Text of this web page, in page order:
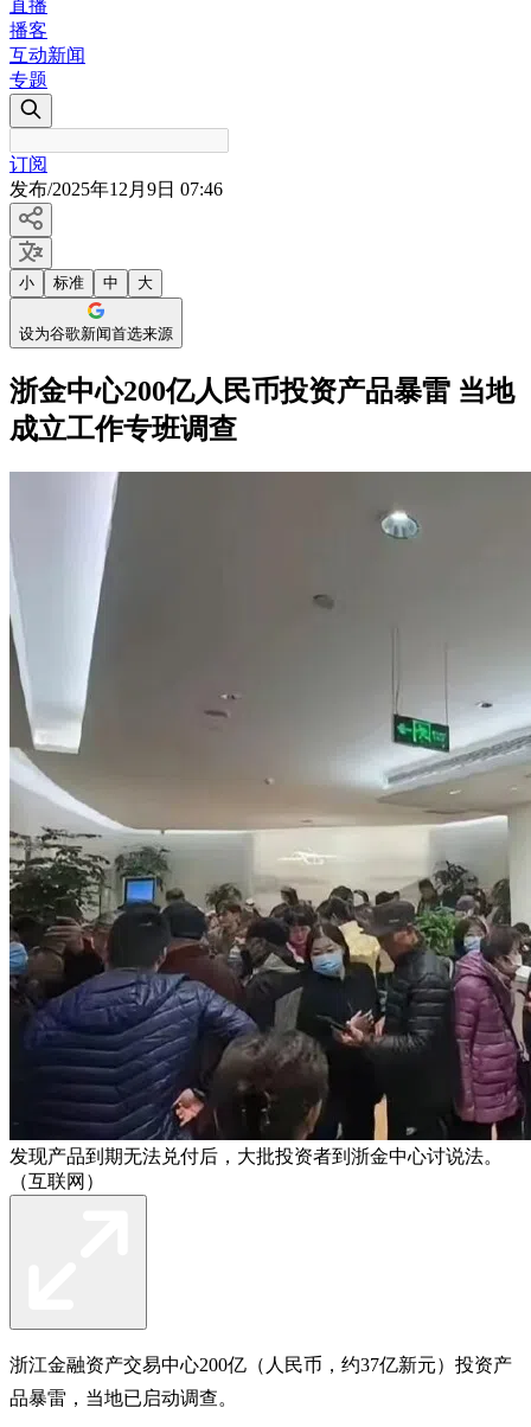
直播
播客
互动新闻
专题
订阅
发布/2025年12月9日 07:46
小 标准 中 大
设为谷歌新闻首选来源
浙金中心200亿人民币投资产品暴雷 当地
成立工作专班调查
发现产品到期无法兑付后，大批投资者到浙金中心讨说法。
（互联网）
浙江金融资产交易中心200亿（人民币，约37亿新元）投资产
品暴雷，当地已启动调查。